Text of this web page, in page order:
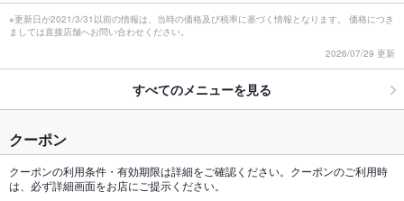
※更新日が2021/3/31以前の情報は、当時の価格及び税率に基づく情報となります。 価格につき
ましては直接店舗へお問い合わせください。
2026/07/29 更新
すべてのメニューを見る
クーポン
クーポンの利用条件・有効期限は詳細をご確認ください。クーポンのご利用時
は、必ず詳細画面をお店にご提示ください。